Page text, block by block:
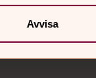
Avvisa